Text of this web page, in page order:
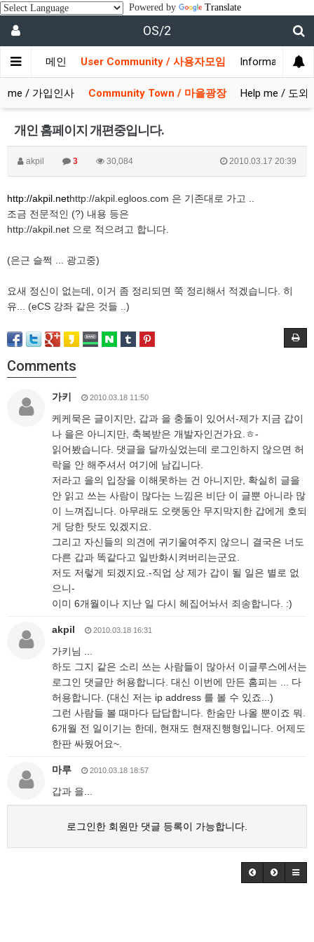
Powered by Translate
OS/2
메인 User Community / 사용자모임 Information /
/ 가입인사 Community Town / 마을광장 Help me / 도와
개인 홈페이지 개편중입니다.
akpil 3 30,084 2010.03.17 20:39
http://akpil.nethttp://akpil.egloos.com 은 기존대로 가고 ..
조금 전문적인 (?) 내용 등은
http://akpil.net 으로 적으려고 합니다.
(은근 슬쩍 ... 광고중)
요새 정신이 없는데, 이거 좀 정리되면 쭉 정리해서 적겠습니다. 히
유... (eCS 강좌 같은 것들 ..)
Comments
가키 2010.03.18 11:50
케케묵은 글이지만, 갑과 을 충돌이 있어서-제가 지금 갑이
나 을은 아니지만, 축복받은 개발자인건가요.ㅎ-
읽어봤습니다. 댓글을 달까싶었는데 로그인하지 않으면 허
락을 안 해주셔서 여기에 남깁니다.
저라고 을의 입장을 이해못하는 건 아니지만, 확실히 글을
안 읽고 쓰는 사람이 많다는 느낌은 비단 이 글뿐 아니라 많
이 느껴집니다. 아무래도 오랫동안 무지막지한 갑에게 호되
게 당한 탓도 있겠지요.
그리고 자신들의 의견에 귀기울여주지 않으니 결국은 너도
다른 갑과 똑같다고 일반화시켜버리는군요.
저도 저렇게 되겠지요.-직업 상 제가 갑이 될 일은 별로 없
으니-
이미 6개월이나 지난 일 다시 헤집어놔서 죄송합니다. :)
akpil 2010.03.18 16:31
가키님 ...
하도 그지 같은 소리 쓰는 사람들이 많아서 이글루스에서는
로그인 댓글만 허용합니다. 대신 이번에 만든 홈피는 ... 다
허용합니다. (대신 저는 ip address 를 볼 수 있죠...)
그런 사람들 볼 때마다 답답합니다. 한숨만 나올 뿐이죠 뭐.
6개월 전 일이기는 한데, 현재도 현재진행형입니다. 어제도
한판 싸웠어요~.
마루 2010.03.18 18:57
갑과 을...
로그인한 회원만 댓글 등록이 가능합니다.